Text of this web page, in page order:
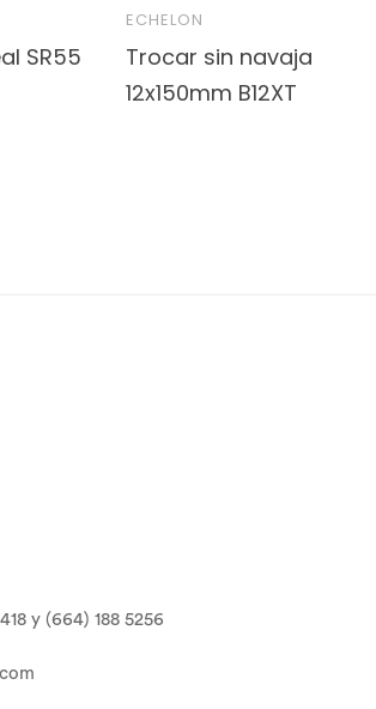
SR55
ECHELON
Trocar sin navaja
12x150mm B12XT
y (664) 188 5256